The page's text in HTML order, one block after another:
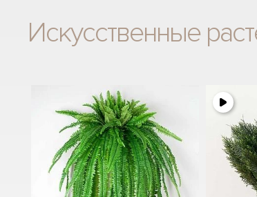
Искусственные